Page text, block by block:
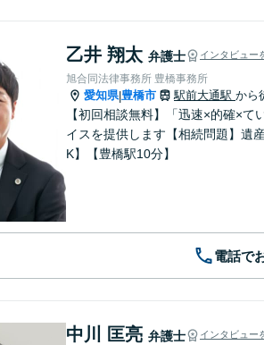
乙井 翔太 弁護士 インタビュー
旭合同法律事務所 豊橋事務所
愛知県|豊橋市 駅前大通駅 から
【初回相談無料】「迅速×的確×
イスを提供します【相続問題】遺
K】【豊橋駅10分】
電話で
中川 匡亮 弁護士 インタビュー